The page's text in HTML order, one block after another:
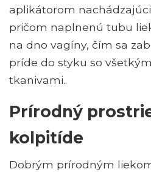
aplikátorom
pričom naplnenú tubu
na dno vagíny, čím sa
príde do styku so
tkanivami..
Prírodný
kolpitíde
Dobrým prírodným